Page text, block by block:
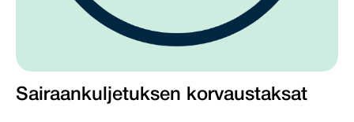
Sairaankuljetuksen korvaustaksat